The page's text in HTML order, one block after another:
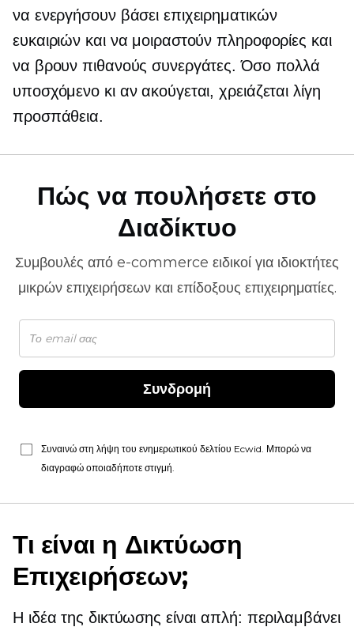
να ενεργήσουν βάσει επιχειρηματικών
ευκαιριών και να μοιραστούν πληροφορίες και
να βρουν πιθανούς συνεργάτες. Όσο πολλά
υποσχόμενο κι αν ακούγεται, χρειάζεται λίγη
προσπάθεια.
Πώς να πουλήσετε στο
Διαδίκτυο
Συμβουλές από e-commerce ειδικοί για ιδιοκτήτες
μικρών επιχειρήσεων και επίδοξους επιχειρηματίες.
Συνδρομή
Συναινώ στη λήψη του ενημερωτικού δελτίου Ecwid. Μπορώ να
διαγραφώ οποιαδήποτε στιγμή.
Τι είναι η Δικτύωση
Επιχειρήσεων;
Η ιδέα της δικτύωσης είναι απλή: περιλαμβάνει